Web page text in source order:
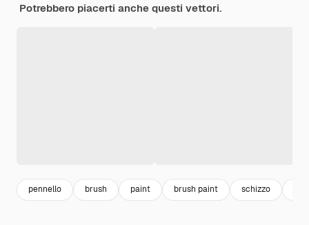
Potrebbero piacerti anche questi vettori.
pennello brush paint brush paint schizzo